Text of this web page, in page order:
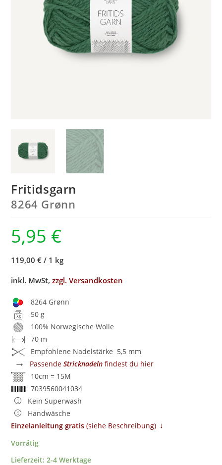
Fritidsgarn
8264 Grønn
5,95 €
119,00 € / 1 kg
inkl. MwSt,zzgl. Versandkosten
8264 Grønn
50 g
100% Norwegische Wolle
70 m
Empfohlene Nadelstärke 5,5 mm
→ PassendeStricknadeln findest du hier
10cm = 15M
7039560041034
Kein Superwash
Handwäsche
Einzelanleitung gratis ​ (siehe Beschreibung) ↓
Vorrätig
Lieferzeit:2-4 Werktage